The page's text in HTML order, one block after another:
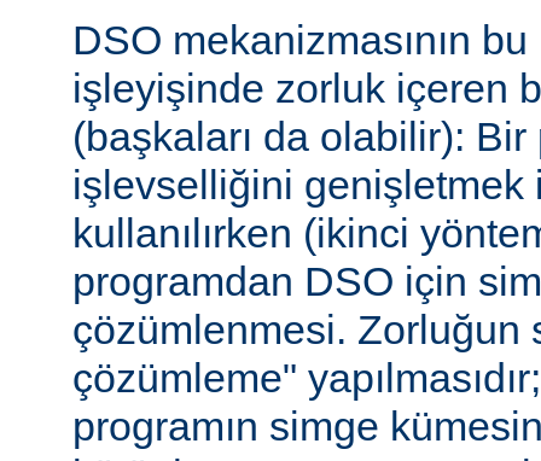
DSO mekanizmasının
işleyişinde zorluk içeren
(başkaları da olabilir): Bir
işlevselliğini genişletmek
kullanılırken (ikinci
programdan DSO için
çözümlenmesi. Zorluğun
çözümleme"
programın simge